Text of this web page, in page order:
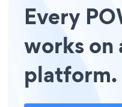
Every
works on
platform.